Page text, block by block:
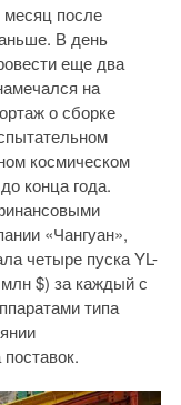
месяц после
В день
еще два
на
о сборке
космическом
конца года.
«Чангуан»,
четыре пуска YL-
$) за каждый с
типа